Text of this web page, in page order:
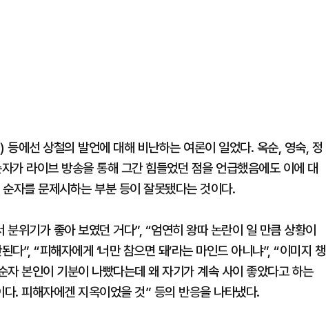
에선 상철의 발언에 대해 비난하는 여론이 일었다. 옥순, 영숙, 정
가 라이브 방송을 통해 그간 힘들었던 점을 언급했음에도 이에 대
자를 문제시하는 부분 등이 잘못됐다는 것이다.
위기가 좋아 보였던 거다”, “엄연히 왕따 논란이 일 만큼 상황이
다”, “피해자에게 ‘너만 참으면 돼’라는 마인드 아니냐”, “이미지 챙
자 본인이 기분이 나빴다는데 왜 자기가 계속 사이 좋았다고 하는
. 피해자에겐 지옥이었을 것” 등의 반응을 나타냈다.